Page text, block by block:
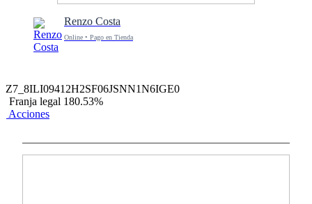
Renzo Costa
Online • Pago en Tienda
Z7_8ILI09412H2SF06JSNN1N6IGE0
Franja legal 180.53%
Acciones